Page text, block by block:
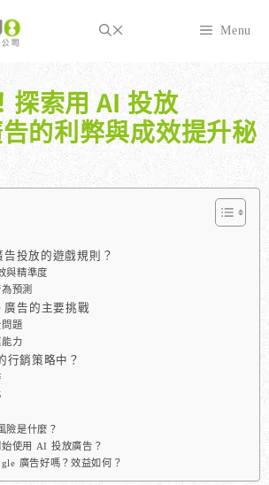
Menu
探索用 AI 投放
的利弊與成效提升秘
投放的遊戲規則？
與精準度
預測
廣告的主要挑戰
題
力
行銷策略中？
險是什麼？
使用 AI 投放廣告？
廣告好嗎？效益如何？